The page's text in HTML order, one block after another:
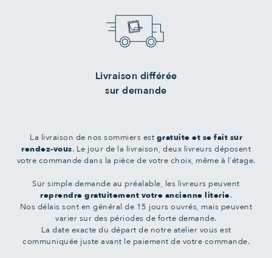
Livraison différée
sur demande
La livraison de nos sommiers est gratuite et se fait sur
rendez-vous. Le jour de la livraison, deux livreurs déposent
votre commande dans la pièce de votre choix, même à l'étage.
Sur simple demande au préalable, les livreurs peuvent
reprendre gratuitement votre ancienne literie.
Nos délais sont en général de 15 jours ouvrés, mais peuvent
varier sur des périodes de forte demande.
La date exacte du départ de notre atelier vous est
communiquée juste avant le paiement de votre commande.